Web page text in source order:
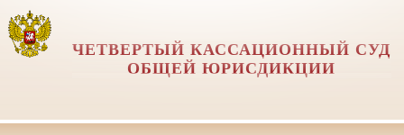
ЧЕТВЕРТЫЙ КАССАЦИОННЫЙ СУД
ОБЩЕЙ ЮРИСДИКЦИИ